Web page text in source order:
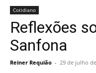
Cotidiano
Reflexões
Sanfona
Reiner Requião - 29 de julho